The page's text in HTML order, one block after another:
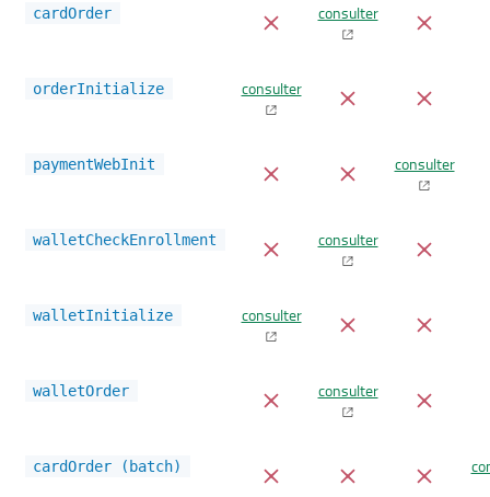
cardOrder consulter
orderInitialize consulter
paymentWebInit consulter
walletCheckEnrollment consulter
walletInitialize consulter
walletOrder consulter
cardOrder (batch)